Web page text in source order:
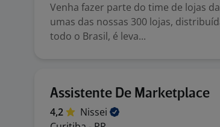
Venha fazer parte do time de lojas
umas das nossas 300 lojas,
todo o Brasil, é leva...
Assistente De Marketplace
4,2
Nissei